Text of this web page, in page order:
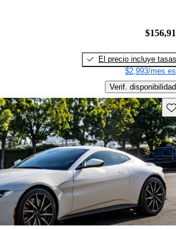
El precio incluye tasas
$2,993/mes
Verif. disponibilidad